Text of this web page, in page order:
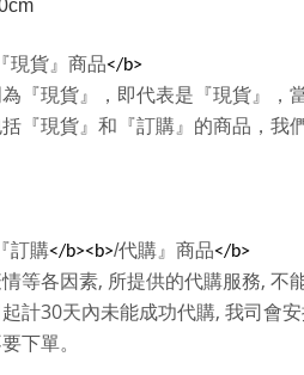
『現貨』商品</b>
『現貨』，即代表是『現貨』，
『現貨』和『訂購』的商品，我
『訂購</b><b>/代購』商品</b>
等各因素, 所提供的代購服務, 不
計30天內未能成功代購, 我司會
下單。